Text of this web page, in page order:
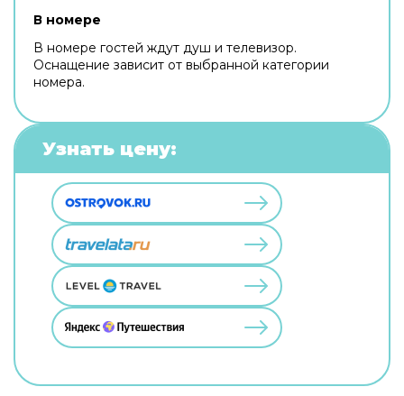
В номере
В номере гостей ждут душ и телевизор.
Оснащение зависит от выбранной категории
номера.
Узнать цену: